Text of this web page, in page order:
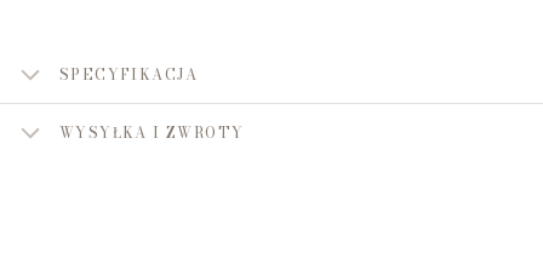
SPECYFIKACJA
WYSYŁKA I ZWROTY